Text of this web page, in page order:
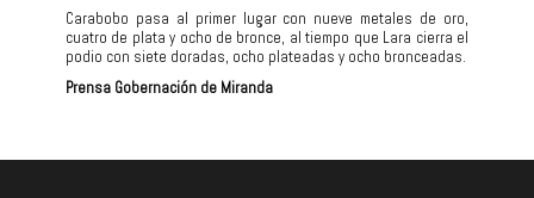
Carabobo pasa al primer lugar con nueve metales de oro,
cuatro de plata y ocho de bronce, al tiempo que Lara cierra el
podio con siete doradas, ocho plateadas y ocho bronceadas.
Prensa Gobernación de Miranda